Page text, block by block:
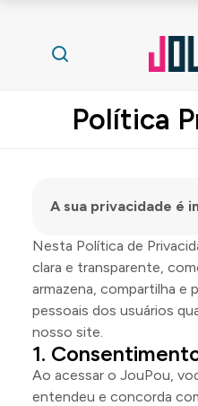
Política
A sua privacidade é
Nesta Política de
clara e transparente,
armazena, compartilha e
pessoais dos usuários
nosso site.
Ao acessar o JouPou,
entendeu e concorda